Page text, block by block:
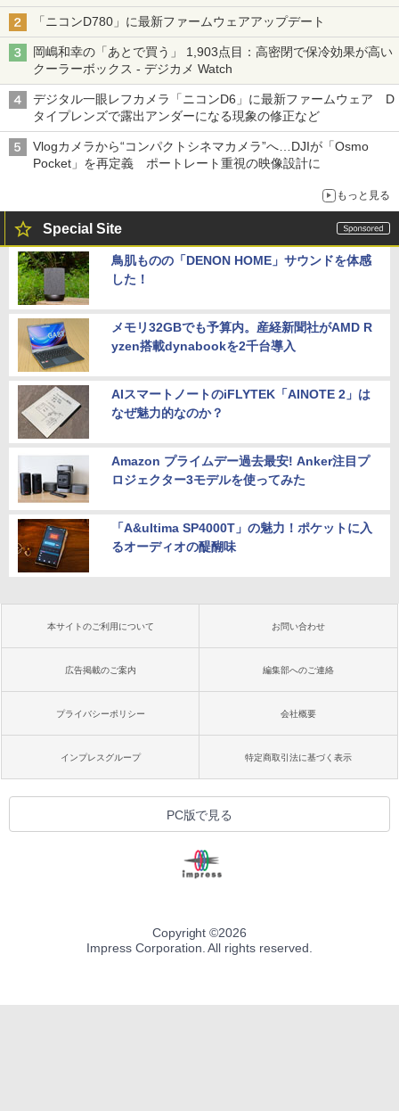
「ニコンD780」に最新ファームウェアアップデート
岡嶋和幸の「あとで買う」 1,903点目：高密閉で保冷効果が高い
クーラーボックス - デジカメ Watch
デジタル一眼レフカメラ「ニコンD6」に最新ファームウェア D
タイプレンズで露出アンダーになる現象の修正など
Vlogカメラから“コンパクトシネマカメラ”へ…DJIが「Osmo
Pocket」を再定義 ポートレート重視の映像設計に
もっと見る
Special Site
鳥肌ものの「DENON HOME」サウンドを体感
した！
メモリ32GBでも予算内。産経新聞社がAMD R
yzen搭載dynabookを2千台導入
AIスマートノートのiFLYTEK「AINOTE 2」は
なぜ魅力的なのか？
Amazon プライムデー過去最安! Anker注目プ
ロジェクター3モデルを使ってみた
「A&ultima SP4000T」の魅力！ポケットに入
るオーディオの醍醐味
本サイトのご利用について お問い合わせ
広告掲載のご案内 編集部へのご連絡
プライバシーポリシー 会社概要
インプレスグループ 特定商取引法に基づく表示
PC版で見る
Copyright ©2026
Impress Corporation. All rights reserved.